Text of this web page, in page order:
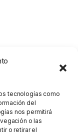
tecnologías como
del
nos permitirá
o las
o retirar el
Tablets Megamenu